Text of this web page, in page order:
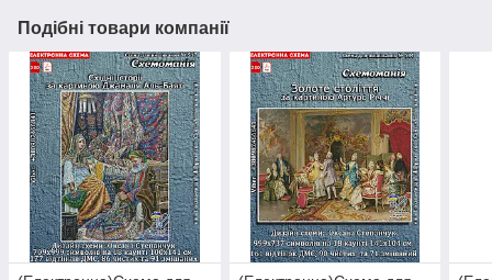
Подібні товари компанії